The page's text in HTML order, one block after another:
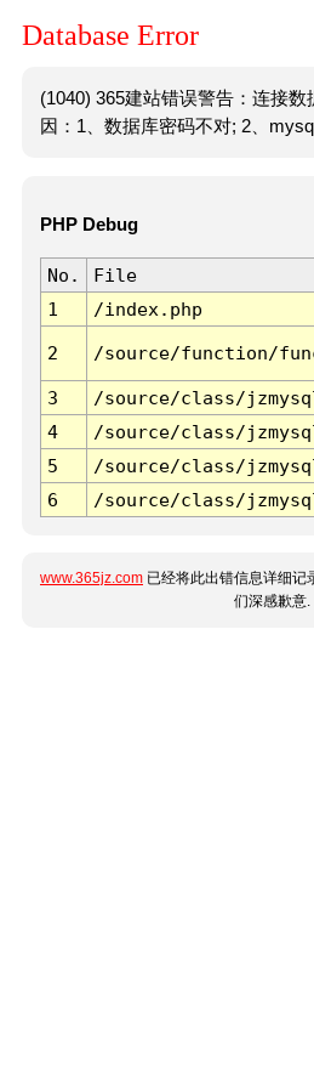
Database Error
(1040) 365建站错误警告：连接
因：1、数据库密码不对; 2、
PHP Debug
No. File
1
/index.php
2 /source/function/
3 /source/class/
4
/source/class/
5
/source/class/
6
/source/class/
www.365jz.com 已经将此出错信息详细记
们深感歉意.